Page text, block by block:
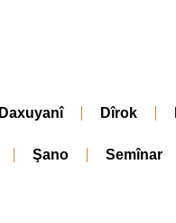
Daxuyanî Dîrok
Şano Semînar